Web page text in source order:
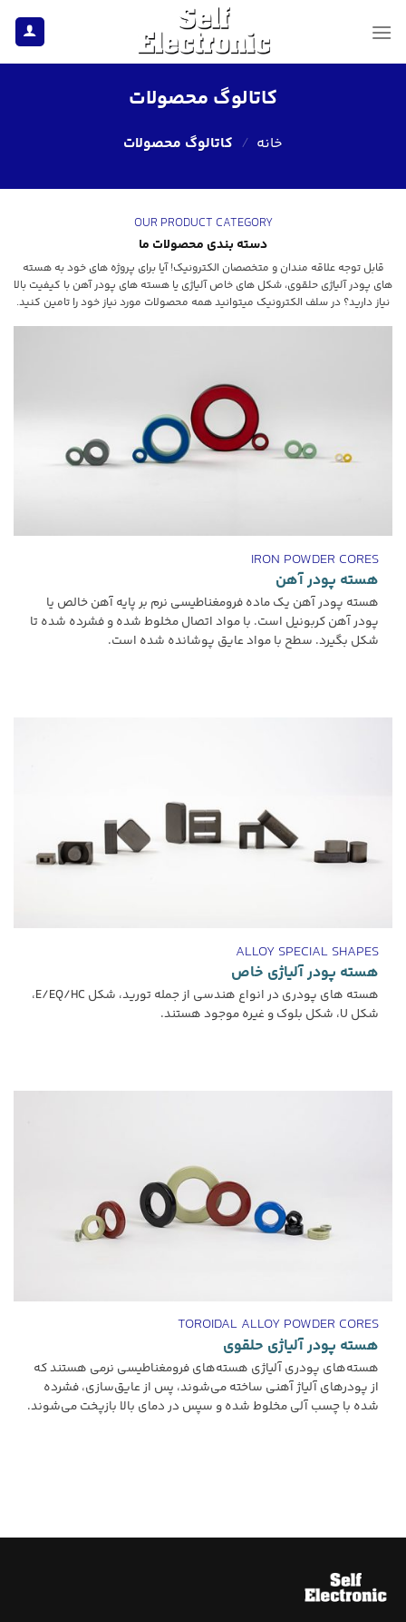
کاتالوگ محصولات
خانه / کاتالوگ محصولات
OUR PRODUCT CATEGORY
دسته بندی محصولات ما
قابل توجه علاقه مندان و متخصصان الکترونیک! آیا برای پروژه های خود به هسته
های پودر آلیاژی حلقوی، شکل های خاص آلیاژی یا هسته های پودر آهن با کیفیت بالا
نیاز دارید؟ در سلف الکترونیک میتوانید همه محصولات مورد نیاز خود را تامین کنید.
IRON POWDER CORES
هسته پودر آهن
هسته پودر آهن یک ماده فرومغناطیسی نرم بر پایه آهن خالص یا
پودر آهن کربونیل است. با مواد اتصال مخلوط شده و فشرده شده تا
شکل بگیرد. سطح با مواد عایق پوشانده شده است.
ALLOY SPECIAL SHAPES
هسته پودر آلیاژی خاص
هسته های پودری در انواع هندسی از جمله تورید، شکل E/EQ/HC،
شکل U، شکل بلوک و غیره موجود هستند.
TOROIDAL ALLOY POWDER CORES
هسته پودر آلیاژی حلقوی
هسته‌های پودری آلیاژی هسته‌های فرومغناطیسی نرمی هستند که
از پودرهای آلیاژ آهنی ساخته می‌شوند، پس از عایق‌سازی، فشرده
شده با چسب آلی مخلوط شده و سپس در دمای بالا بازپخت می‌شوند.